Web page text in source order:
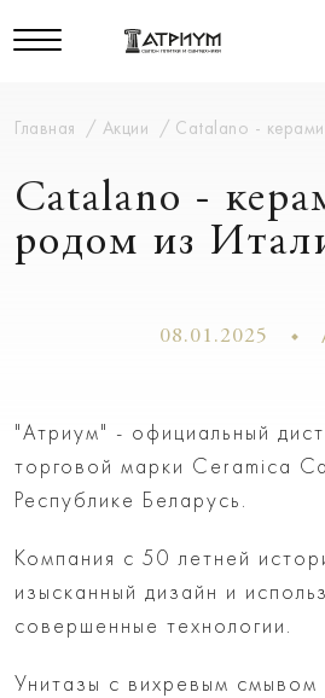
Главная Акции Catalano -
Catalano -
родом из
08.01.2025
"Атриум" - официальный
торговой марки Ceramica
Республике Беларусь.
Компания с 50 летней
изысканный дизайн и
совершенные технологии.
Унитазы с вихревым смывом